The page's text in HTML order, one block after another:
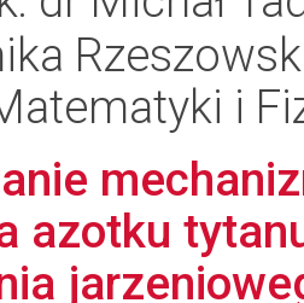
i
azotku